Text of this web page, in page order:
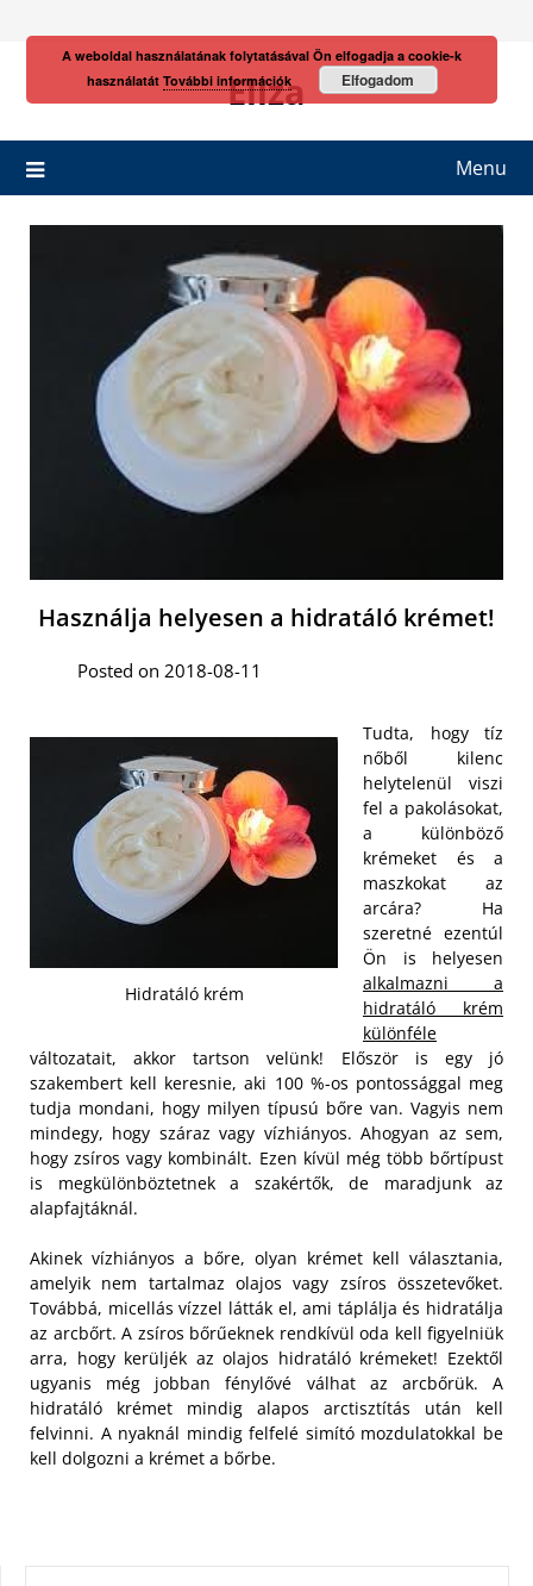
Eliza
Menu
Használja helyesen a hidratáló krémet!
Posted on 2018-08-11
Hidratáló krém
Tudta, hogy tíz
nőből kilenc
helytelenül viszi
fel a pakolásokat,
a különböző
krémeket és a
maszkokat az
arcára? Ha
szeretné ezentúl
Ön is helyesen
alkalmazni a
hidratáló krém
különféle
változatait, akkor tartson velünk! Először is egy jó
szakembert kell keresnie, aki 100 %-os pontossággal meg
tudja mondani, hogy milyen típusú bőre van. Vagyis nem
mindegy, hogy száraz vagy vízhiányos. Ahogyan az sem,
hogy zsíros vagy kombinált. Ezen kívül még több bőrtípust
is megkülönböztetnek a szakértők, de maradjunk az
alapfajtáknál.
Akinek vízhiányos a bőre, olyan krémet kell választania,
amelyik nem tartalmaz olajos vagy zsíros összetevőket.
Továbbá, micellás vízzel látták el, ami táplálja és hidratálja
az arcbőrt. A zsíros bőrűeknek rendkívül oda kell figyelniük
arra, hogy kerüljék az olajos hidratáló krémeket! Ezektől
ugyanis még jobban fénylővé válhat az arcbőrük. A
hidratáló krémet mindig alapos arctisztítás után kell
felvinni. A nyaknál mindig felfelé simító mozdulatokkal be
kell dolgozni a krémet a bőrbe.
A weboldal használatának folytatásával Ön elfogadja a cookie-k
használatát További információk Elfogadom